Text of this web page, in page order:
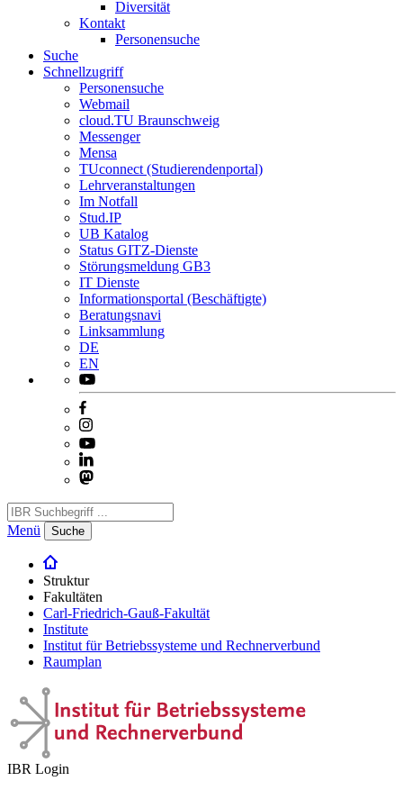
Diversität
Kontakt
Personensuche
Suche
Schnellzugriff
Personensuche
Webmail
cloud.TU Braunschweig
Messenger
Mensa
TUconnect (Studierendenportal)
Lehrveranstaltungen
Im Notfall
Stud.IP
UB Katalog
Status GITZ-Dienste
Störungsmeldung GB3
IT Dienste
Informationsportal (Beschäftigte)
Beratungsnavi
Linksammlung
DE
EN
Menü Suche
Struktur
Fakultäten
Carl-Friedrich-Gauß-Fakultät
Institute
Institut für Betriebssysteme und Rechnerverbund
Raumplan
IBR Login